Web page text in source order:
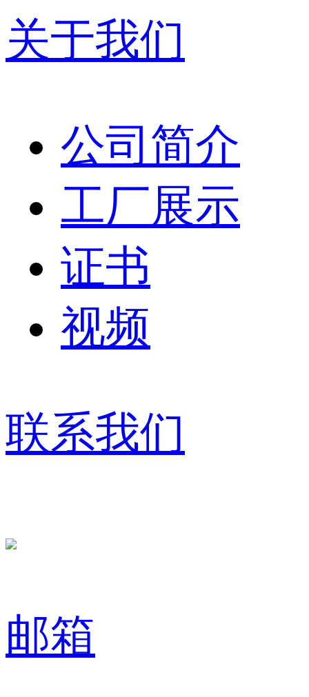
关于我们
公司简介
工厂展示
证书
视频
联系我们
邮箱